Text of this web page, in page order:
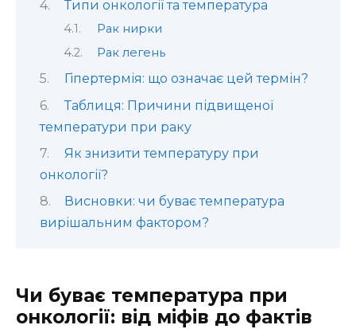
Типи онкології та температура
Рак нирки
Рак легень
Гіпертермія: що означає цей термін?
Таблиця: Причини підвищеної
температури при раку
Як знизити температуру при
онкології?
Висновки: чи буває температура
вирішальним фактором?
Чи буває температура при
онкології: від міфів до фактів